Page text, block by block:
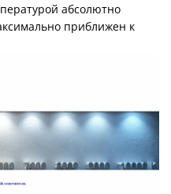
абсолютно
приближен к